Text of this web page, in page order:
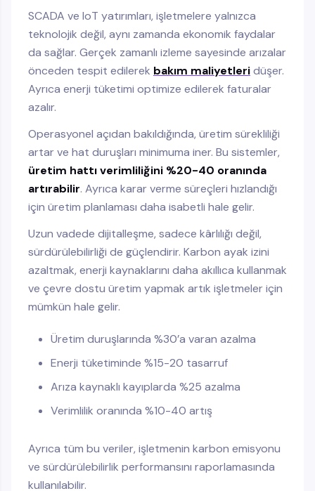
SCADA ve IoT yatırımları, işletmelere yalnızca
teknolojik değil, aynı zamanda ekonomik faydalar
da sağlar. Gerçek zamanlı izleme sayesinde arızalar
önceden tespit edilerek bakım maliyetleridüşer.
Ayrıca enerji tüketimi optimize edilerek faturalar
azalır.
Operasyonel açıdan bakıldığında, üretim sürekliliği
artar ve hat duruşları minimuma iner. Bu sistemler,
üretim hattı verimliliğini %20-40 oranında
artırabilir. Ayrıca karar verme süreçleri hızlandığı
için üretim planlaması daha isabetli hale gelir.
Uzun vadede dijitalleşme, sadece kârlılığı değil,
sürdürülebilirliği de güçlendirir. Karbon ayak izini
azaltmak, enerji kaynaklarını daha akıllıca kullanmak
ve çevre dostu üretim yapmak artık işletmeler için
mümkün hale gelir.
Üretim duruşlarında %30’a varan azalma
Enerji tüketiminde %15-20 tasarruf
Arıza kaynaklı kayıplarda %25 azalma
Verimlilik oranında %10-40 artış
Ayrıca tüm bu veriler, işletmenin karbon emisyonu
ve sürdürülebilirlik performansını raporlamasında
kullanılabilir.